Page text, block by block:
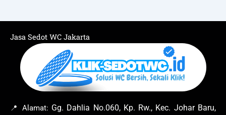
Jasa Sedot WC Jakarta
📍 Alamat: Gg. Dahlia No.060, Kp. Rw., Kec. Johar Baru,